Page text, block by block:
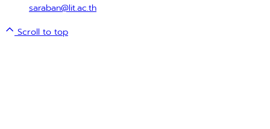
saraban@lit.ac.th
Scroll to top